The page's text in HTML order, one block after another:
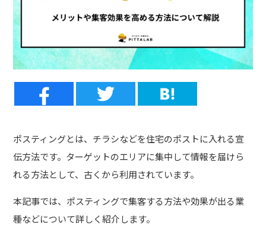
ポスティングとは、 チラシなどを住宅のポストに入れる宣
伝方法です。ターゲットのエリアに集中して情報を届けら
れる方法として、古くから利用されています。
本記事では、ポスティングで集客する方法や効果が出る業
種などについて詳しく紹介します。